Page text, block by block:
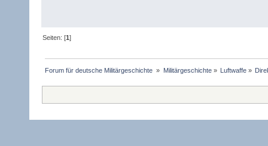
Seiten: [1]
Forum für deutsche Militärgeschichte » Militärgeschichte» Luftwaffe»